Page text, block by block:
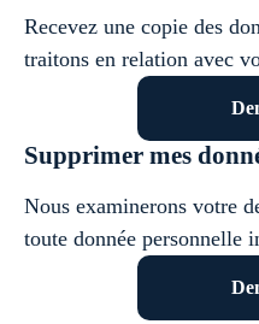
Recevez une copie des
traitons en relation avec
Supprimer mes
Nous examinerons votre
toute donnée personnelle